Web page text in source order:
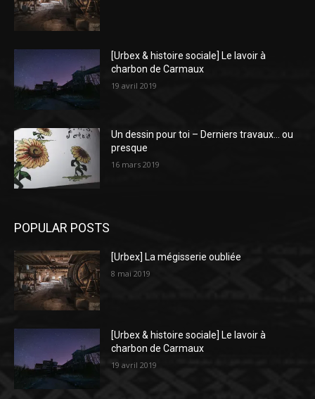
[Urbex & histoire sociale] Le lavoir à
charbon de Carmaux
19 avril 2019
Un dessin pour toi – Derniers travaux… ou
presque
16 mars 2019
POPULAR POSTS
[Urbex] La mégisserie oubliée
8 mai 2019
[Urbex & histoire sociale] Le lavoir à
charbon de Carmaux
19 avril 2019